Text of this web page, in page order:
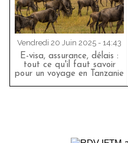
Vendredi 20 Juin 2025 - 14:43
E-visa, assurance, délais :
tout ce qu'il faut savoir
pour un voyage en Tanzanie